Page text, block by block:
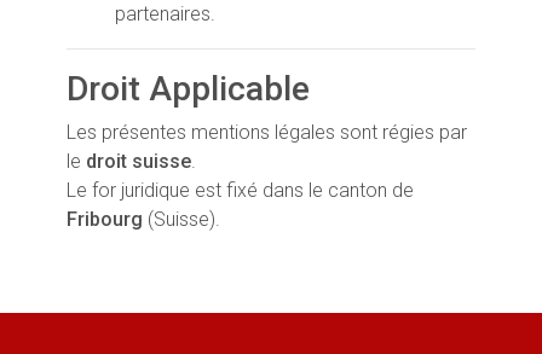
partenaires.
Droit Applicable
Les présentes mentions légales sont régies par
le droit suisse
Le for juridique est fixé dans le canton de
Fribourg (Suisse).